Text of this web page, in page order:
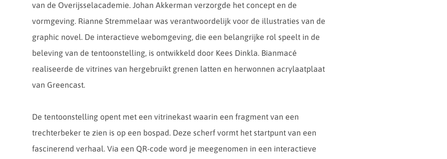
van de Overijsselacademie. Johan Akkerman verzorgde het concept en de
vormgeving. Rianne Stremmelaar was verantwoordelijk voor de illustraties van de
graphic novel. De interactieve webomgeving, die een belangrijke rol speelt in de
beleving van de tentoonstelling, is ontwikkeld door Kees Dinkla. Bianmacé
realiseerde de vitrines van hergebruikt grenen latten en herwonnen acrylaatplaat
van Greencast.
De tentoonstelling opent met een vitrinekast waarin een fragment van een
trechterbeker te zien is op een bospad. Deze scherf vormt het startpunt van een
fascinerend verhaal. Via een QR-code word je meegenomen in een interactieve